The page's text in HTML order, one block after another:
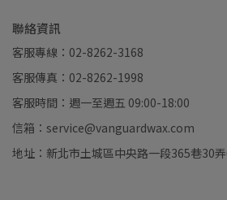
聯絡資訊
客服專線：02-8262-3168
客服傳真：02-8262-1998
客服時間：週一至週五 09:00-18:00
信箱：service@vanguardwax.com
地址：新北市土城區中央路一段365巷30